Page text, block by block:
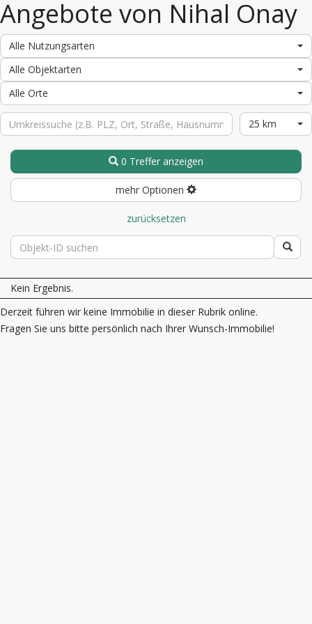
Angebote von Nihal Onay
Alle Nutzungsarten
Alle Objektarten
Alle Orte
25 km
0 Treffer anzeigen
mehr Optionen
zurücksetzen
Kein Ergebnis.
Derzeit führen wir keine Immobilie in dieser Rubrik online.
Fragen Sie uns bitte persönlich nach Ihrer Wunsch-Immobilie!